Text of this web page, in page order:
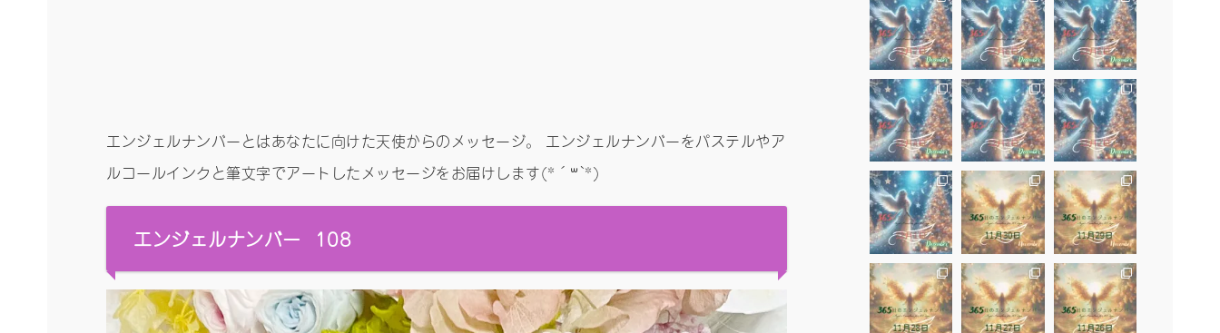
エンジェルナンバーとはあなたに向けた天使からのメッセージ。 エンジェルナンバーをパステルやア
ルコールインクと筆文字でアートしたメッセージをお届けします(*´꒳`*)
エンジェルナンバー 108